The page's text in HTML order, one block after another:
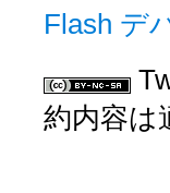
Flash デ
約内容は